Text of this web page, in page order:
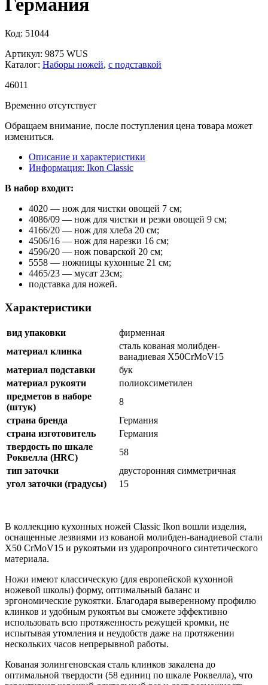
Код: 51044
Артикул: 9875 WUS
Каталог: Наборы ножей, с подставкой
46011
Временно отсутствует
Обращаем внимание, после поступления цена товара может
измениться.
Описание и характеристики
Информация: Ikon Classiс
В набор входит:
4020 — нож для чистки овощей 7 см;
4086/09 — нож для чистки и резки овощей 9 см;
4166/20 — нож для хлеба 20 см;
4506/16 — нож для нарезки 16 см;
4596/20 — нож поварской 20 см;
5558 — ножницы кухонные 21 см;
4465/23 — мусат 23см;
подставка для ножей.
Характеристики
вид упаковки
фирменная
материал клинка
сталь кованая молибден-
ванадиевая X50CrMoV15
материал подставки
бук
материал рукояти
полиоксиметилен
предметов в наборе
(штук)
8
страна бренда
Германия
страна изготовитель
Германия
твердость по шкале
Роквелла (HRC)
58
тип заточки
двусторонняя симметричная
угол заточки (градусы)
15
В коллекцию кухонных ножей Classic Ikon вошли изделия,
оснащенные лезвиями из кованой молибден-ванадиевой стали
X50 CrMoV15 и рукоятьми из ударопрочного синтетического
материала.
Ножи имеют классическую (для европейской кухонной
ножевой школы) форму, оптимальный баланс и
эргономические рукоятки. Благодаря выверенному профилю
клинков и удобным рукоятьм вы сможете эффективно
использовать всю протяженность режущей кромки, не
испытывая утомления и неудобств даже на протяжении
нескольких часов непрерывной работы.
Кованая золингеновская сталь клинков закалена до
оптимальной твердости (58 единиц по шкале Роквелла), что